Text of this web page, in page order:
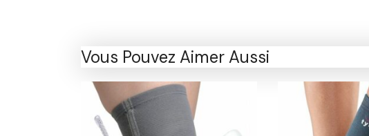
Vous Pouvez Aimer Aussi